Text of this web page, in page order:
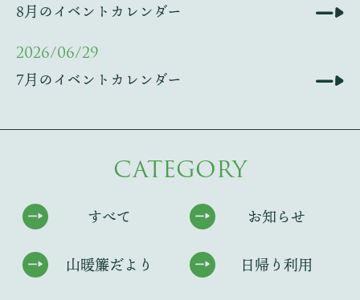
8月のイベントカレンダー
2026/06/29
7月のイベントカレンダー
CATEGORY
すべて お知らせ
山暖簾だより 日帰り利用